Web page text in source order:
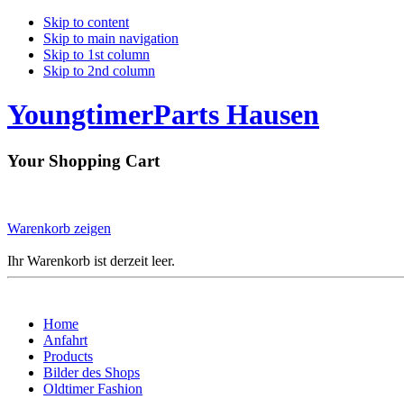
Skip to content
Skip to main navigation
Skip to 1st column
Skip to 2nd column
YoungtimerParts Hausen
Your Shopping Cart
Warenkorb zeigen
Ihr Warenkorb ist derzeit leer.
Home
Anfahrt
Products
Bilder des Shops
Oldtimer Fashion